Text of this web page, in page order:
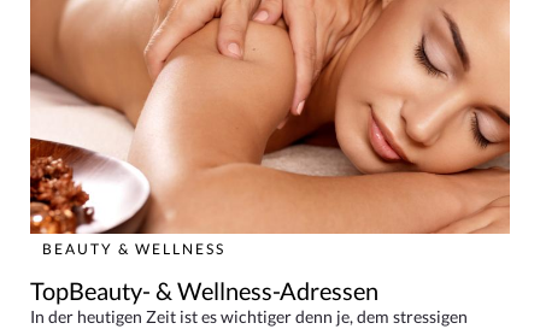
BEAUTY & WELLNESS
TopBeauty- & Wellness-Adressen
In der heutigen Zeit ist es wichtiger denn je, dem stressigen